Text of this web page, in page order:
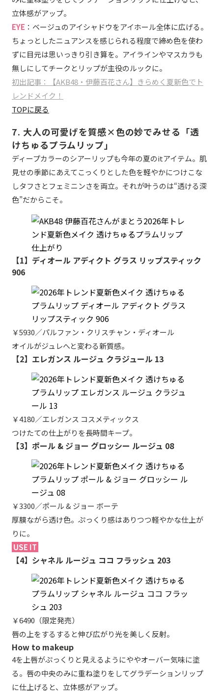
立体感がアップ。
EYE ：ベージュのアイシャドウをアイホール全体に広げる。
ちょっとしたニュアンスを感じられる程度で締め色を使わ
ずに目元は思いっきり引き算を。アイラインやマスカラも
無しにしてチークとリップが主役のルックに。
初出記事：【AKB48・伊藤百花さん】きらめく夏新色でト
レンドメイク！
TOPに戻る
7. 大人の可愛げを質感×色の妙でみせる「透
けちゅるプラムリップ」
ディープカラーのシアーリップも今年の夏のitアイテム。肌
見せの季節にあえてこっくりとした色を軽やかにつけこな
しタフさとフェミニンさを両立。それが叶うのは“透ける深
色”だからこそ。
【1】ディオール アディクト グラス リップスティック
906
￥5930／パルファン・クリスチャン・ディオール
オイルがジュレへと変わる新質感。
【2】エレガンス ルージュ クラジュール 13
￥4180／エレガンス コスメティックス
つけたての仕上がりを長時間キープ。
【3】ポール & ジョー グロッシー ルージュ 08
￥3300／ポール & ジョー ボーテ
厚膜ながら透け色。ぷっくり感はありつつ軽やかな仕上が
りに。
USE IT
【4】シャネル ルージュ ココ フラッシュ 203
￥6490（限定発売）
唇の上をするすると伸び広がり光を美しく反射。
How to makeup
4を上唇がぷっくりと見えるようにややオーバー気味に塗
る。唇の中央のみに重ね塗りをしてグラデーションリップ
に仕上げると、立体感がアップ。